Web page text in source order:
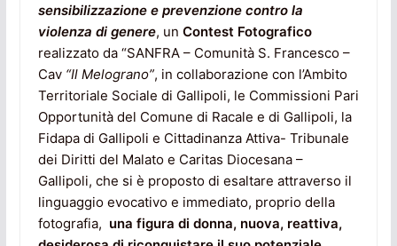
sensibilizzazione e prevenzione contro la
violenza di genere, un Contest Fotografico
realizzato da “SANFRA – Comunità S. Francesco –
Cav “Il Melograno”, in collaborazione con l’Ambito
Territoriale Sociale di Gallipoli, le Commissioni Pari
Opportunità del Comune di Racale e di Gallipoli, la
Fidapa di Gallipoli e Cittadinanza Attiva- Tribunale
dei Diritti del Malato e Caritas Diocesana –
Gallipoli, che si è proposto di esaltare attraverso il
linguaggio evocativo e immediato, proprio della
fotografia, una figura di donna, nuova, reattiva,